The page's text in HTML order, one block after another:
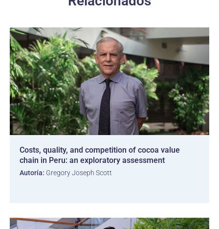
Costs, quality, and competition of cocoa value
chain in Peru: an exploratory assessment
Autoría: Gregory Joseph Scott